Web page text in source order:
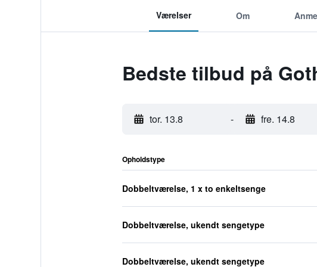
Værelser Om
Bedste tilbud på
tor. 13.8 - fre. 14.8
Opholdstype
Dobbeltværelse, 1 x to enkeltsenge
Dobbeltværelse, ukendt sengetype
Dobbeltværelse, ukendt sengetype